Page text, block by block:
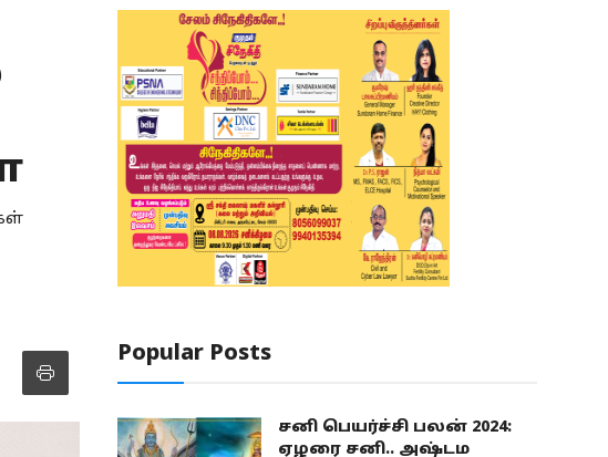
Popular Posts
சனி பெயர்ச்சி பலன் 2024:
ஏழரை சனி.. அஷ்டம